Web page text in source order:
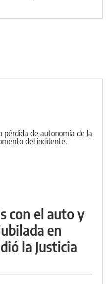
con el auto y
en
la Justicia